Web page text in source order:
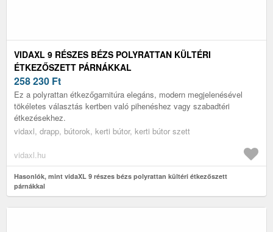
VIDAXL 9 RÉSZES BÉZS POLYRATTAN KÜLTÉRI
ÉTKEZŐSZETT PÁRNÁKKAL
258 230 Ft
Ez a polyrattan étkezőgarnitúra elegáns, modern megjelenésével
tökéletes választás kertben való pihenéshez vagy szabadtéri
étkezésekhez.
vidaxl, drapp, bútorok, kerti bútor, kerti bútor szett
vidaxl.hu
Hasonlók, mint vidaXL 9 részes bézs polyrattan kültéri étkezőszett
párnákkal